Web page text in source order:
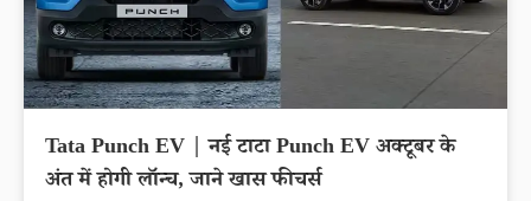
Tata Punch EV | नई टाटा Punch EV अक्टूबर के
अंत में होगी लॉन्च, जाने खास फीचर्स